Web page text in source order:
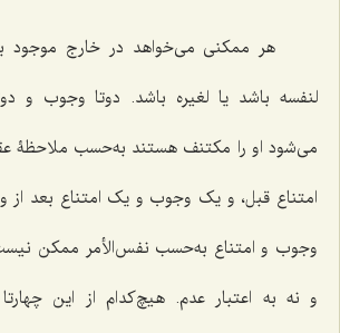
هر ممکنی می‌خواهد در خارج موجود
لنفسه باشد یا لغیره باشد. دوتا وجوب و
می‌شود او را مکتنف هستند به‌حسب
امتناع قبل، و یک وجوب و یک امتناع بعد از
وجوب و امتناع به‌حسب نفس‌الأمر ممکن
و نه به اعتبار عدم. هیچ‌کدام از این